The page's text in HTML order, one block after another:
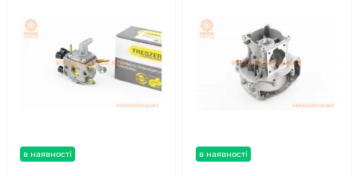
в наявності в наявності